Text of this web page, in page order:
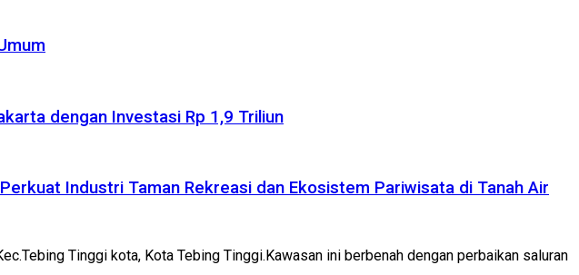
dengan Investasi Rp 1,9 Triliun
Industri Taman Rekreasi dan Ekosistem Pariwisata di Tanah Air
Tinggi kota, Kota Tebing Tinggi.Kawasan ini berbenah dengan perbaikan saluran